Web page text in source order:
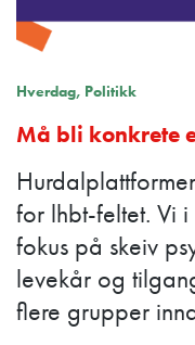
Hverdag Politikk
Må bli konkrete
for lhbt-feltet. Vi
fokus på skeiv
levekår og
flere grupper